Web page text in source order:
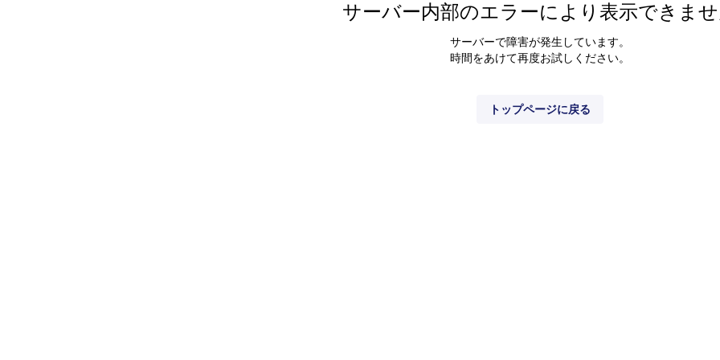
サーバー内部のエラーにより表示できま
サーバーで障害が発生しています。
時間をあけて再度お試しください。
トップページに戻る